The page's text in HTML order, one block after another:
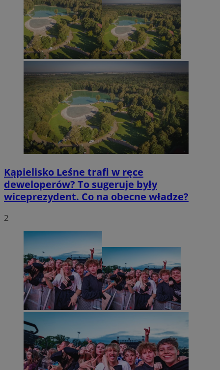
Kąpielisko Leśne trafi w ręce
deweloperów? To sugeruje były
wiceprezydent. Co na obecne władze?
2